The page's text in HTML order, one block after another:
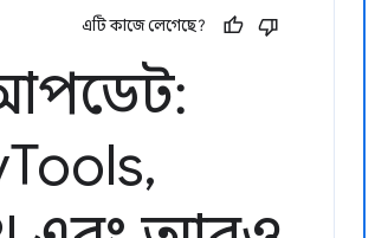
এটি কাজে লেগেছে?
Tools,